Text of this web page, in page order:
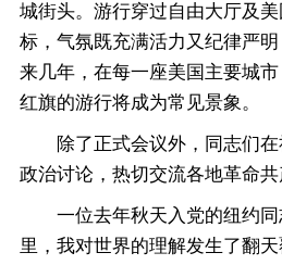
城街头。游行穿过自由大厅及
标，气氛既充满活力又纪律严
来几年，在每一座美国主要城
红旗的游行将成为常见景象。
除了正式会议外，同志们在
政治讨论，热切交流各地革命共
一位去年秋天入党的纽约同
里，我对世界的理解发生了翻